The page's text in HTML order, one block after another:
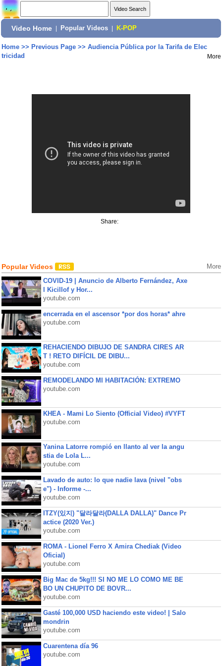
Video Home Popular Videos K-POP
Home>> Previous Page>> Audiencia Pública por la Tarifa de Elec
tricidad
More
Share:
Popular Videos More
COVID-19 | Anuncio de Alberto Fernández, Axe
l Kicillof y Hor...
youtube.com
encerrada en el ascensor *por dos horas* ahre
youtube.com
REHACIENDO DIBUJO DE SANDRA CIRES AR
T ! RETO DIFÍCIL DE DIBU...
youtube.com
REMODELANDO MI HABITACIÓN: EXTREMO
youtube.com
KHEA - Mami Lo Siento (Official Video) #VYFT
youtube.com
Yanina Latorre rompió en llanto al ver la angu
stia de Lola L...
youtube.com
Lavado de auto: lo que nadie lava (nivel "obs
e") - Informe -...
youtube.com
ITZY(있지) "달라달라(DALLA DALLA)" Dance Pr
actice (2020 Ver.)
youtube.com
ROMA - Lionel Ferro X Amira Chediak (Video
Oficial)
youtube.com
Big Mac de 5kg!!! SI NO ME LO COMO ME BE
BO UN CHUPITO DE BOVR...
youtube.com
Gasté 100,000 USD haciendo este video! | Salo
mondrin
youtube.com
Cuarentena día 96
youtube.com